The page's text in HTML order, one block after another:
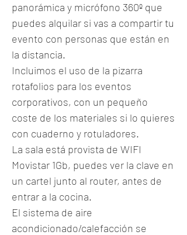
panorámica y micrófono 360º que
puedes alquilar si vas a compartir tu
evento con personas que están en
la distancia.
Incluimos el uso de la pizarra
rotafolios para los eventos
corporativos, con un pequeño
coste de los materiales si lo quieres
con cuaderno y rotuladores.
La sala está provista de WIFI
Movistar 1Gb, puedes ver la clave en
un cartel junto al router, antes de
entrar a la cocina.
El sistema de aire
acondicionado/calefacción se